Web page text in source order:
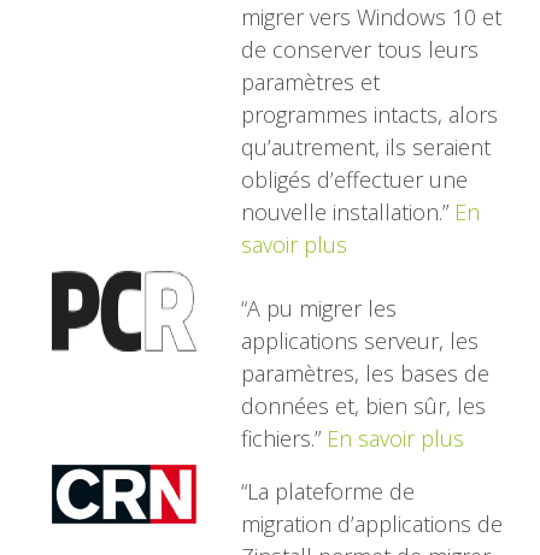
migrer vers Windows 10 et
de conserver tous leurs
paramètres et
programmes intacts, alors
qu’autrement, ils seraient
obligés d’effectuer une
nouvelle installation.” En
savoir plus
“A pu migrer les
applications serveur, les
paramètres, les bases de
données et, bien sûr, les
fichiers.” En savoir plus
“La plateforme de
migration d’applications de